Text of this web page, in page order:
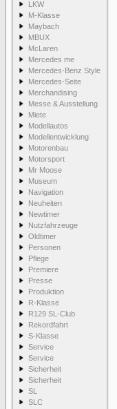
LKW
M-Klasse
Maybach
MBUX
McLaren
Mercedes me
Mercedes-Benz Style
Mercedes-Seite
Merchandising
Messe & Ausstellung
Miete
Modellautos
Modellentwicklung
Motorenbau
Motorsport
Mr Moose
Museum
Navigation
Neuheiten
Newtimer
Nutzfahrzeuge
Oldtimer
Personen
Pflege
Premiere
Presse
Produktion
R-Klasse
R129 SL-Club
Rekordfahrt
S-Klasse
Service
Service
Sicherheit
Sicherheit
SL
SLC